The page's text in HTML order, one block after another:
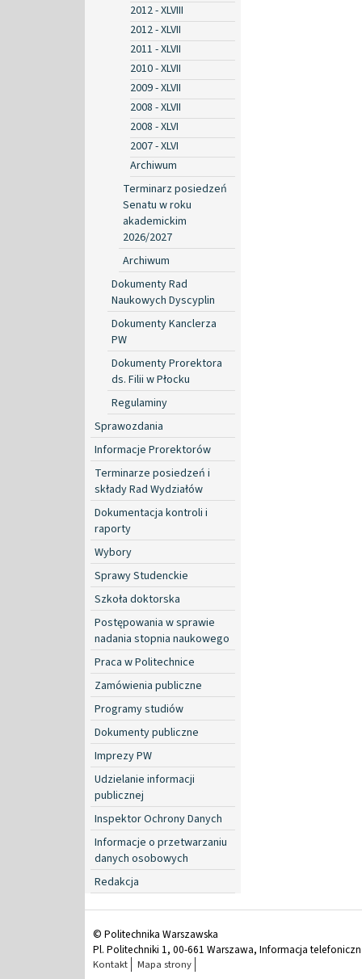
2012 - XLVIII
2012 - XLVII
2011 - XLVII
2010 - XLVII
2009 - XLVII
2008 - XLVII
2008 - XLVI
2007 - XLVI
Archiwum
Terminarz posiedzeń
Senatu w roku
akademickim
2026/2027
Archiwum
Dokumenty Rad
Naukowych Dyscyplin
Dokumenty Kanclerza
PW
Dokumenty Prorektora
ds. Filii w Płocku
Regulaminy
Sprawozdania
Informacje Prorektorów
Terminarze posiedzeń i
składy Rad Wydziałów
Dokumentacja kontroli i
raporty
Wybory
Sprawy Studenckie
Szkoła doktorska
Postępowania w sprawie
nadania stopnia naukowego
Praca w Politechnice
Zamówienia publiczne
Programy studiów
Dokumenty publiczne
Imprezy PW
Udzielanie informacji
publicznej
Inspektor Ochrony Danych
Informacje o przetwarzaniu
danych osobowych
Redakcja
© Politechnika Warszawska
Pl. Politechniki 1, 00-661 Warszawa, Informacja
Kontakt Mapa strony